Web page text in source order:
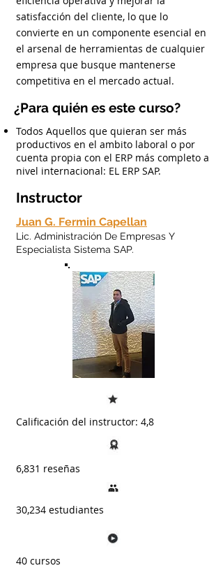
satisfacción del cliente, lo que lo
convierte en un componente esencial en
el arsenal de herramientas de cualquier
empresa que busque mantenerse
competitiva en el mercado actual.
¿Para quién es este curso?
Todos Aquellos que quieran ser más
productivos en el ambito laboral o por
cuenta propia con el ERP más completo a
nivel internacional: EL ERP SAP.
Instructor
Juan G. Fermin Capellan
Lic. Administración De Empresas Y
Especialista Sistema SAP.
Calificación del instructor: 4,8
6,831 reseñas
30,234 estudiantes
40 cursos